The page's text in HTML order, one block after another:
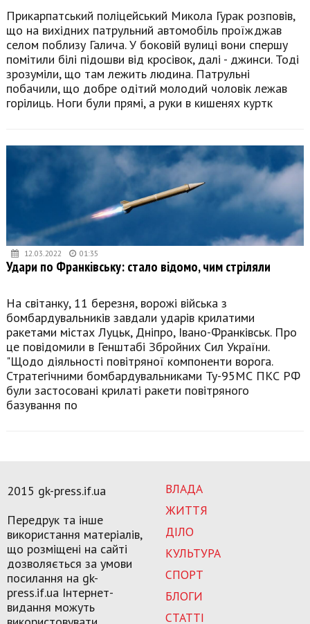
Прикарпатський поліцейський Микола Гурак розповів,
що на вихідних патрульний автомобіль проїжджав
селом поблизу Галича. У боковій вулиці вони спершу
помітили білі підошви від кросівок, далі - джинси. Тоді
зрозуміли, що там лежить людина. Патрульні
побачили, що добре одітий молодий чоловік лежав
горілиць. Ноги були прямі, а руки в кишенях куртк
12.03.2022 01:35
Удари по Франківську: стало відомо, чим стріляли
На світанку, 11 березня, ворожі війська з
бомбардувальників завдали ударів крилатими
ракетами містах Луцьк, Дніпро, Івано-Франківськ. Про
це повідомили в Генштабі Збройних Сил України.
"Щодо діяльності повітряної компоненти ворога.
Стратегічними бомбардувальниками Ту-95МС ПКС РФ
були застосовані крилаті ракети повітряного
базування по
ВЛАДА
ЖИТТЯ
ДІЛО
КУЛЬТУРА
СПОРТ
БЛОГИ
СТАТТІ
2015 gk-press.if.ua
Передрук та інше
використання матеріалів,
що розміщені на сайті
дозволяється за умови
посилання на gk-
press.if.ua Інтернет-
видання можуть